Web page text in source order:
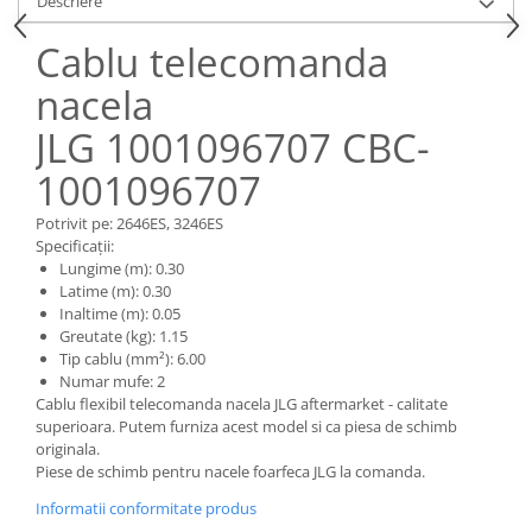
Fulie
Pistoane
Turbosuflanta
Diverse piese motor
Furtune si conducte
Injectoare
Chiuloasa
Vibrochen - ax came - arbore cotit
Camasa piston
Segmenti motor
Termoflot
Cablu acceleratie
Senzori de presiune ulei
Vaporizatoare
Radiatoare AC
Piese frana
Discuri de frana
Piese Iveco
Piese Nifty Lift
Piese Grove
Piese motor Perkins
Piese Deutz Fahr
Piese Atlas Copco
Piese Hitachi
Piese Vermeer
Piese Gehl
Piese Socage
Piese Kaeser
Piese Wacker Neuson
Piese David Brown
Piese Mc Cormick
Cablu telecomanda
nacela
JLG 1001096707 CBC-
1001096707
Potrivit pe: 2646ES, 3246ES
Specificații:
Lungime (m): 0.30
Latime (m): 0.30
Inaltime (m): 0.05
Greutate (kg): 1.15
Tip cablu (mm²): 6.00
Numar mufe: 2
Cablu flexibil telecomanda nacela JLG aftermarket - calitate
superioara. Putem furniza acest model si ca piesa de schimb
originala.
Piese de schimb pentru nacele foarfeca JLG la comanda.
Informatii conformitate produs